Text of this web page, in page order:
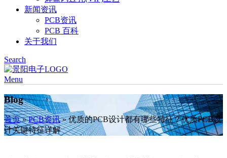
新闻资讯
PCB资讯
PCB 百科
关于我们
Search
Menu
Blog
首页»PCB资讯»优质的PCB设计都有哪些特征？优质PCB设
计关键特征详解